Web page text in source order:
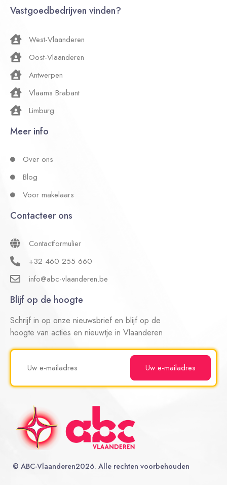
Vastgoedbedrijven vinden?
West-Vlaanderen
Oost-Vlaanderen
Antwerpen
Vlaams Brabant
Limburg
Meer info
Over ons
Blog
Voor makelaars
Contacteer ons
Contactformulier
+32 460 255 660
info@abc-vlaanderen.be
Blijf op de hoogte
Schrijf in op onze nieuwsbrief en blijf op de
hoogte van acties en nieuwtje in Vlaanderen
© ABC-Vlaanderen2026. Alle rechten voorbehouden